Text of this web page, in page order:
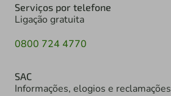
Serviços por telefone
Ligação gratuita
0800 724 4770
SAC
Informações, elogios e reclamações